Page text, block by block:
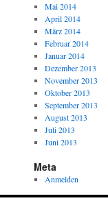
Mai 2014
April 2014
März 2014
Februar 2014
Januar 2014
Dezember 2013
November 2013
Oktober 2013
September 2013
August 2013
Juli 2013
Juni 2013
Meta
Anmelden